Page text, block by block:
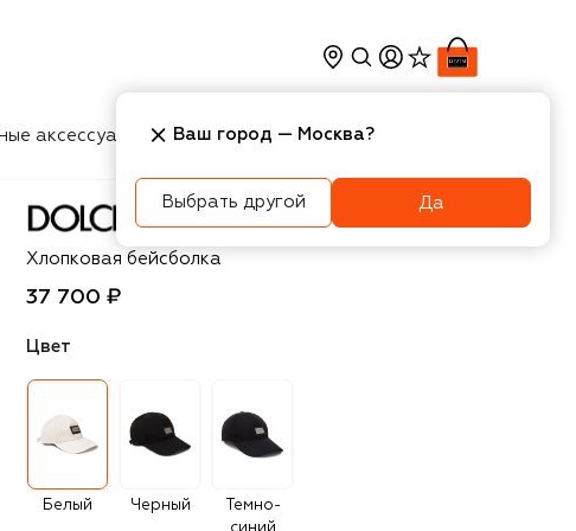
аксессуары Косметика Интерьер
Dolce & Gabbana
Хлопковая бейсболка
37 700 ₽
Цвет
Белый Черный
Темно-
Ваш город — Москва?
Выбрать другой Да